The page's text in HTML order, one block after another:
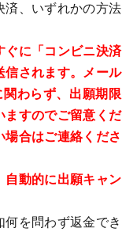
済、いずれかの方法
ぐに「コンビニ決済
信されます。メール
わらず、出願期限
ますのでご留意くだ
場合はご連絡くださ
自動的に出願キャン
を問わず返金でき